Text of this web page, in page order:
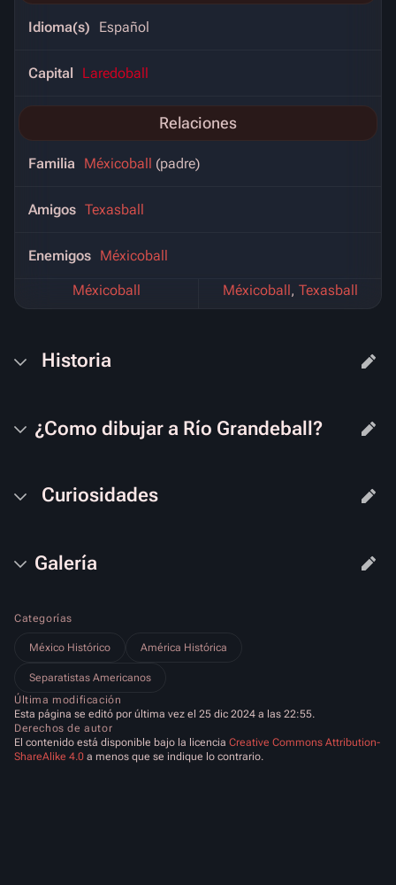
Idioma(s) Español
Capital Laredoball
Relaciones
Familia Méxicoball (padre)
Amigos Texasball
Enemigos Méxicoball
Méxicoball Méxicoball, Texasball
Historia
¿Como dibujar a Río Grandeball?
Curiosidades
Galería
Categorías
México Histórico América Histórica
Separatistas Americanos
Última modificación
Esta página se editó por última vez el 25 dic 2024 a las 22:55.
Derechos de autor
El contenido está disponible bajo la licencia Creative Commons Attribution-
ShareAlike 4.0 a menos que se indique lo contrario.